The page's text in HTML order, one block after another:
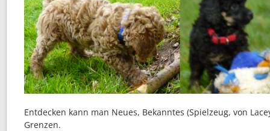
Entdecken kann man Neues, Bekanntes (Spielzeug, von
Grenzen.